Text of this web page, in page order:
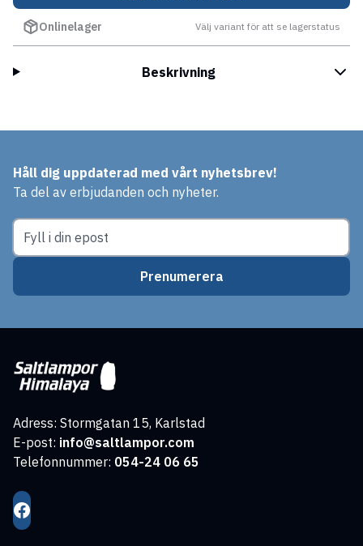
Onlinelager Välj variant för att se lagerstatus
Beskrivning
Håll dig uppdaterad med vårt nyhetsbrev!
Ta del av erbjudanden och nyheter.
Prenumerera
Adress: Stormgatan 15, Karlstad
E-post: info@saltlampor.com
Telefonnummer: 054-24 06 65